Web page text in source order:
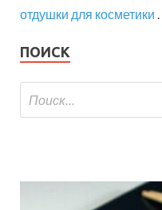
отдушки для косметики .
ПОИСК